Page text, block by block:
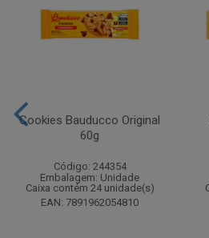
Cookies Bauducco Original
60g
Código: 244354
Embalagem: Unidade
Caixa contém 24 unidade(s)
EAN: 7891962054810